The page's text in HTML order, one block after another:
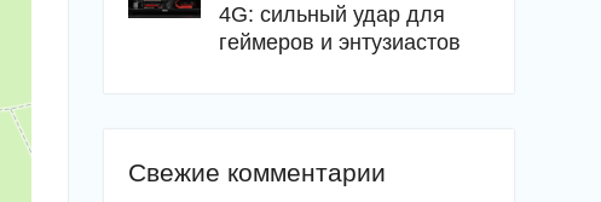
4G: сильный удар для
геймеров и энтузиастов
Свежие комментарии